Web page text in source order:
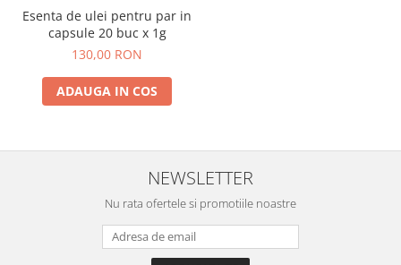
Esenta de ulei pentru par in
capsule 20 buc x 1g
130,00 RON
ADAUGA IN COS
NEWSLETTER
Nu rata ofertele si promotiile noastre